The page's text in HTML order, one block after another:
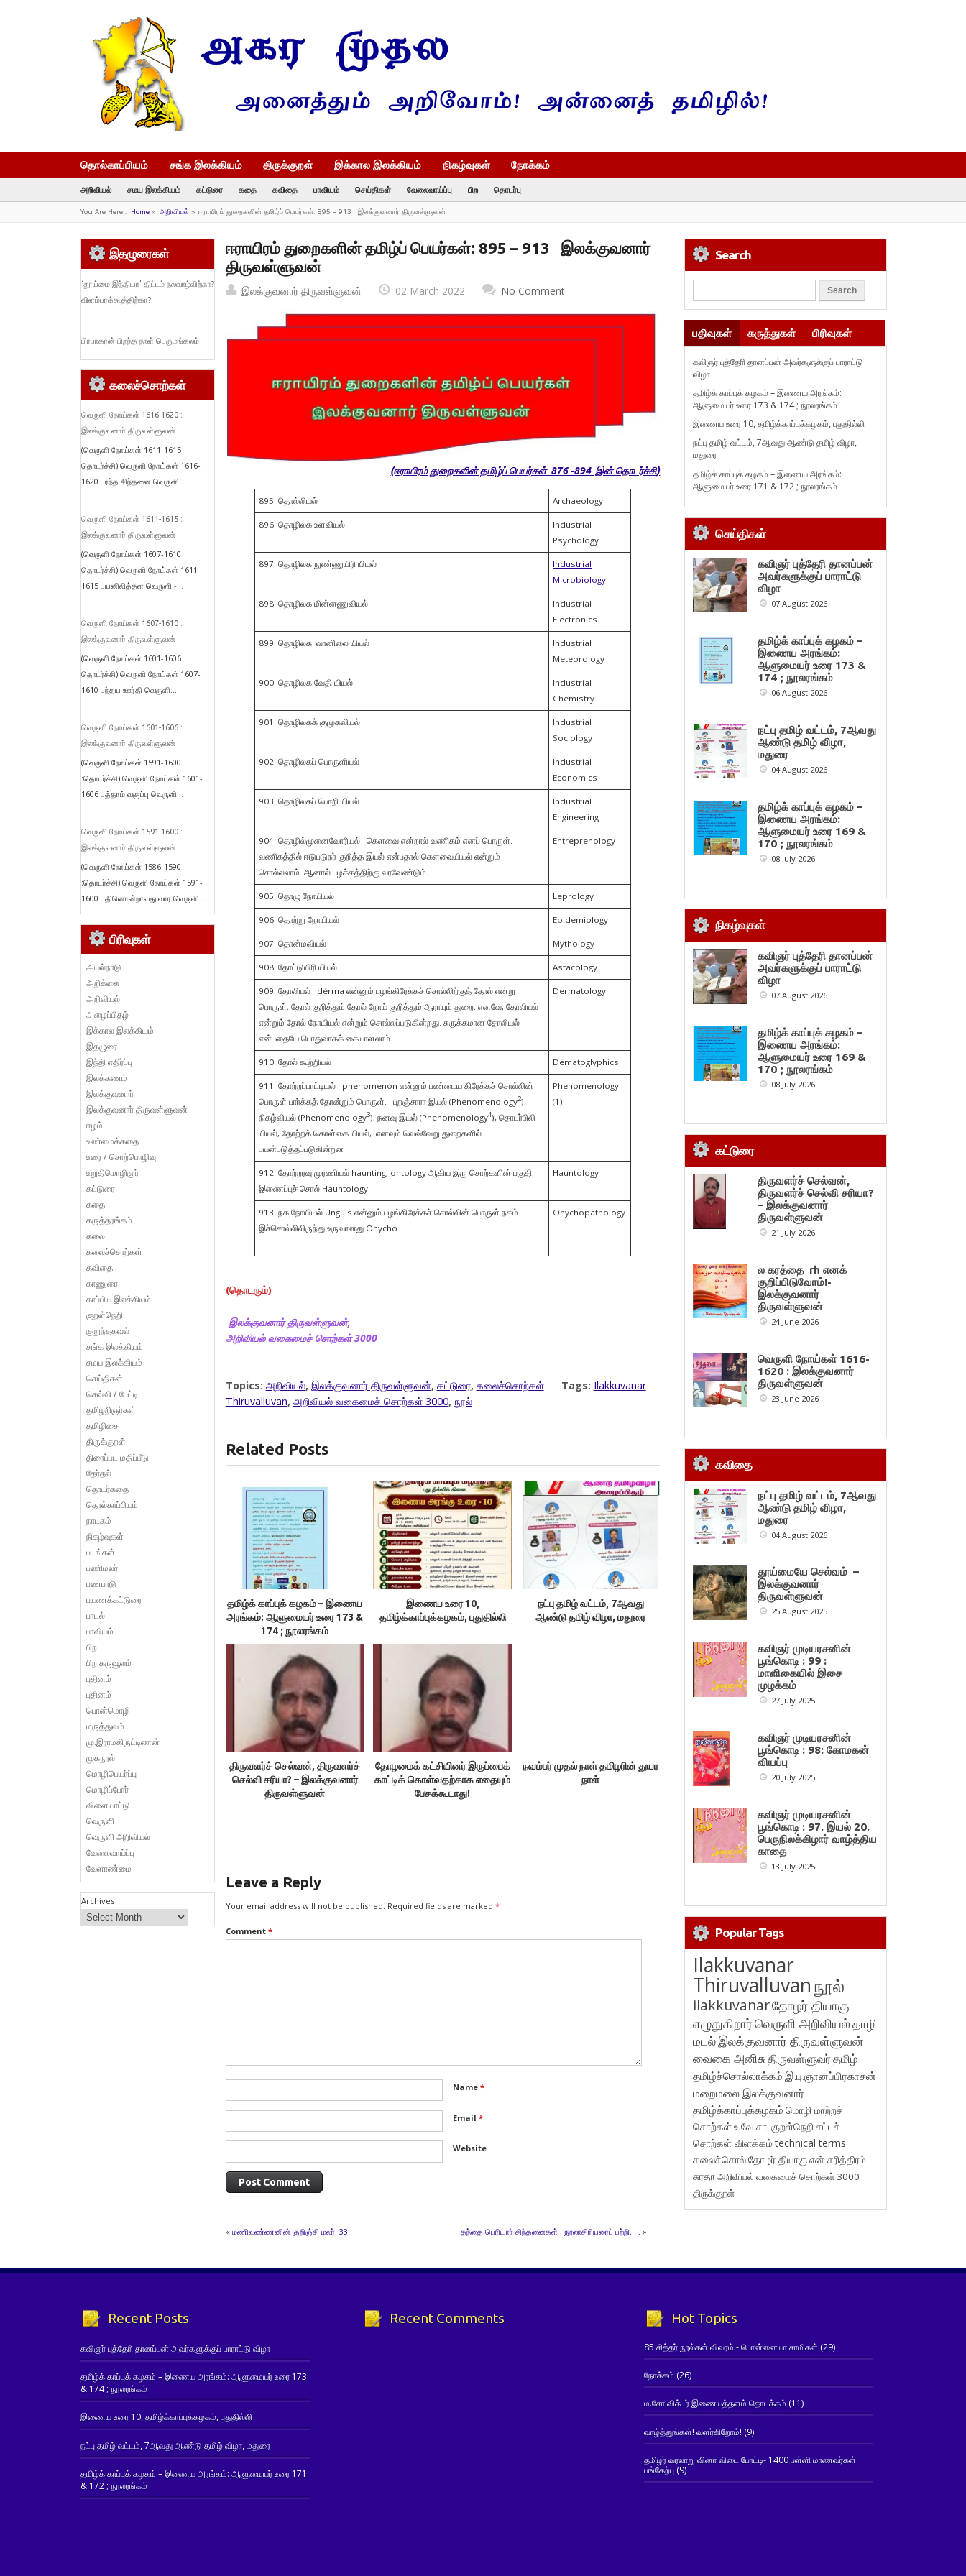
தொல்காப்பியம் சங்க இலக்கியம் திருக்குறள் இக்கால இலக்கியம் நிகழ்வுகள் நோக்கம்
அறிவியல் சமய இலக்கியம் கட்டுரை கதை கவிதை பாவியம் செய்திகள் வேலைவாய்ப்பு பிற தொடர்பு
You Are Here : Home» அறிவியல்» ஈராயிரம் துறைகளின் தமிழ்ப் பெயர்கள்: 895 – 913 இலக்குவனார் திருவள்ளுவன்
ஈராயிரம் துறைகளின் தமிழ்ப் பெயர்கள்: 895 – 913 இலக்குவனார்
திருவள்ளுவன்
இலக்குவனார் திருவள்ளுவன் 02 March 2022 No Comment
(ஈராயிரம் துறைகளின் தமிழ்ப் பெயர்கள் 876 -894 இன் தொடர்ச்சி)
895. தொல்லியல் Archaeology
896. தொழிலக உளவியல்
Industrial
Psychology
897. தொழிலக நுண்ணுயிரி யியல்
Industrial
Microbiology
898. தொழிலக மின்னணுவியல்
Industrial
Electronics
899. தொழிலக வானிலை யியல்
Industrial
Meteorology
900. தொழிலக வேதி யியல்
Industrial
Chemistry
901. தொழிலகக் குமுகவியல்
Industrial
Sociology
902. தொழிலகப் பொருளியல்
Industrial
Economics
903. தொழிலகப் பொறி யியல்
Industrial
Engineering
904. தொழில்முனைவோரியல் கெளவை என்றால் வணிகம் எனப் பொருள்.
வணிகத்தில் ஈடுபடுநர் குறித்த இயல் என்பதால் கெளவையியல் என்றும்
சொல்லலாம். ஆனால் பழக்கத்திற்கு வரவேண்டும்.
Entreprenology
905. தொழு நோயியல் Leprology
906. தொற்று நோயியல் Epidemiology
907. தொன்மவியல் Mythology
908. தோட்டுயிரி யியல் Astacology
909. தோலியல் dérma என்னும் பழங்கிரேக்கச் சொல்லிற்குத் தோல் என்று
பொருள். தோல் குறித்தும் தோல் நோய் குறித்தும் ஆராயும் துறை. எனவே, தோலியல்
என்றும் தோல் நோயியல் என்றும் சொல்லப்படுகின்றது. சுருக்கமான தோலியல்
என்பதையே பொதுவாகக் கையாளலாம்.
Dermatology
910. தோல் கூற்றியல் Dematoglyphics
911. தோற்றப்பாட்டியல் phenomenon என்னும் பண்டைய கிரேக்கச் சொல்லின்
பொருள் பார்க்கத் தோன்றும் பொருள். புறஞ்சாரா இயல் (Phenomenology2),
நிகழ்வியல் (Phenomenology3), நனவு இயல் (Phenomenology4), தொடர்பிலி
யியல், தோற்றக் கொள்கை யியல், எனவும் வெவ்வேறு துறைகளில்
பயன்படுத்தப்படுகின்றன
Phenomenology
(1)
912. தோற்றரவு முரணியல் haunting, ontology ஆகிய இரு சொற்களின் பகுதி
இணைப்புச் சொல் Hauntology.
Hauntology
913. நக நோயியல் Unguis என்னும் பழங்கிரேக்கச் சொல்லின் பொருள் நகம்.
இச்சொல்லிலிருந்து உருவானது Onycho.
Onychopathology
(தொடரும்)
இலக்குவனார் திருவள்ளுவன்,
அறிவியல் வகைமைச் சொற்கள் 3000
Topics: அறிவியல், இலக்குவனார் திருவள்ளுவன், கட்டுரை, கலைச்சொற்கள் Tags: Ilakkuvanar
Thiruvalluvan, அறிவியல் வகைமைச் சொற்கள் 3000, நூல்
Related Posts
தமிழ்க் காப்புக் கழகம் – இணைய
அரங்கம்: ஆளுமையர் உரை 173 &
174 ; நூலரங்கம்
இணைய உரை 10,
தமிழ்க்காப்புக்கழகம், புதுதில்லி
நட்பு தமிழ் வட்டம், 7ஆவது
ஆண்டு தமிழ் விழா, மதுரை
திருவளர்ச் செல்வன், திருவளர்ச்
செல்வி சரியா? – இலக்குவனார்
திருவள்ளுவன்
தோழமைக் கட்சியினர் இருப்பைக்
காட்டிக் கொள்வதற்காக எதையும்
பேசக்கூடாது!
நவம்பர் முதல் நாள் தமிழரின் துயர
நாள்
Leave a Reply
Your email address will not be published. Required fields are marked *
Comment *
Name *
Email *
Website
« மணிவண்ணனின் குறிஞ்சி மலர் 33 தந்தை பெரியார் சிந்தனைகள் : நூலாசிரியரைப் பற்றி. . . »
இதழுரைகள்
‘தூய்மை இந்தியா’ திட்டம் நலவாழ்விற்கா?
விளம்பரக்கூத்திற்கா?
பிரபாகரன் பிறந்த நாள் பெருமங்கலம்
கலைச்சொற்கள்
வெருளி நோய்கள் 1616-1620 :
இலக்குவனார் திருவள்ளுவன்
(வெருளி நோய்கள் 1611-1615
தொடர்ச்சி) வெருளி நோய்கள் 1616-
1620 பரந்த சிந்தனை வெருளி...
வெருளி நோய்கள் 1611-1615 :
இலக்குவனார் திருவள்ளுவன்
(வெருளி நோய்கள் 1607-1610
தொடர்ச்சி) வெருளி நோய்கள் 1611-
1615 பயனிலித்தள வெருளி -...
வெருளி நோய்கள் 1607-1610 :
இலக்குவனார் திருவள்ளுவன்
(வெருளி நோய்கள் 1601-1606
தொடர்ச்சி) வெருளி நோய்கள் 1607-
1610 பந்தய ஊர்தி வெருளி...
வெருளி நோய்கள் 1601-1606 :
இலக்குவனார் திருவள்ளுவன்
(வெருளி நோய்கள் 1591-1600
:தொடர்ச்சி) வெருளி நோய்கள் 1601-
1606 பத்தாம் வகுப்பு வெருளி...
வெருளி நோய்கள் 1591-1600 :
இலக்குவனார் திருவள்ளுவன்
(வெருளி நோய்கள் 1586-1590
:தொடர்ச்சி) வெருளி நோய்கள் 1591-
1600 பதினொன்றாவது வார வெருளி...
பிரிவுகள்
அயல்நாடு
அறிக்கை
அறிவியல்
அழைப்பிதழ்
இக்கால இலக்கியம்
இதழுரை
இந்தி எதிர்ப்பு
இலக்கணம்
இலக்குவனார்
இலக்குவனார் திருவள்ளுவன்
ஈழம்
உண்மைக்கதை
உரை / சொற்பொழிவு
உறுதிமொழிஞர்
கட்டுரை
கதை
கருத்தரங்கம்
கலை
கலைச்சொற்கள்
கவிதை
காணுரை
காப்பிய இலக்கியம்
குறள்நெறி
குறுந்தகவல்
சங்க இலக்கியம்
சமய இலக்கியம்
செய்திகள்
செவ்வி / பேட்டி
தமிழறிஞர்கள்
தமிழிசை
திருக்குறள்
திரைப்பட மதிப்பீடு
தேர்தல்
தொடர்கதை
தொல்காப்பியம்
நாடகம்
நிகழ்வுகள்
படங்கள்
பணிமலர்
பண்பாடு
பயணக்கட்டுரை
பாடல்
பாவியம்
பிற
பிற கருவூலம்
புதினம்
புதினம்
பொன்மொழி
மருத்துவம்
மு.இராமகிருட்டிணன்
முகநூல்
மொழிபெயர்ப்பு
மொழிப்போர்
விளையாட்டு
வெருளி
வெருளி அறிவியல்
வேலைவாய்ப்பு
வேளாண்மை
Archives
Search
பதிவுகள் கருத்துகள் பிரிவுகள்
கவிஞர் புத்தேரி தானப்பன் அவர்களுக்குப் பாராட்டு
விழா
தமிழ்க் காப்புக் கழகம் – இணைய அரங்கம்:
ஆளுமையர் உரை 173 & 174 ; நூலரங்கம்
இணைய உரை 10, தமிழ்க்காப்புக்கழகம், புதுதில்லி
நட்பு தமிழ் வட்டம், 7ஆவது ஆண்டு தமிழ் விழா,
மதுரை
தமிழ்க் காப்புக் கழகம் – இணைய அரங்கம்:
ஆளுமையர் உரை 171 & 172 ; நூலரங்கம்
செய்திகள்
கவிஞர் புத்தேரி தானப்பன்
அவர்களுக்குப் பாராட்டு
விழா
07 August 2026
தமிழ்க் காப்புக் கழகம் –
இணைய அரங்கம்:
ஆளுமையர் உரை 173 &
174 ; நூலரங்கம்
06 August 2026
நட்பு தமிழ் வட்டம், 7ஆவது
ஆண்டு தமிழ் விழா,
மதுரை
04 August 2026
தமிழ்க் காப்புக் கழகம் –
இணைய அரங்கம்:
ஆளுமையர் உரை 169 &
170 ; நூலரங்கம்
08 July 2026
நிகழ்வுகள்
கவிஞர் புத்தேரி தானப்பன்
அவர்களுக்குப் பாராட்டு
விழா
07 August 2026
தமிழ்க் காப்புக் கழகம் –
இணைய அரங்கம்:
ஆளுமையர் உரை 169 &
170 ; நூலரங்கம்
08 July 2026
கட்டுரை
திருவளர்ச் செல்வன்,
திருவளர்ச் செல்வி சரியா?
– இலக்குவனார்
திருவள்ளுவன்
21 July 2026
ல கரத்தை rh எனக்
குறிப்பிடுவோம்!-
இலக்குவனார்
திருவள்ளுவன்
24 June 2026
வெருளி நோய்கள் 1616-
1620 : இலக்குவனார்
திருவள்ளுவன்
23 June 2026
கவிதை
நட்பு தமிழ் வட்டம், 7ஆவது
ஆண்டு தமிழ் விழா,
மதுரை
04 August 2026
தூய்மையே செல்வம் –
இலக்குவனார்
திருவள்ளுவன்
25 August 2025
கவிஞர் முடியரசனின்
பூங்கொடி : 99 :
மாளிகையில் இசை
முழக்கம்
27 July 2025
கவிஞர் முடியரசனின்
பூங்கொடி : 98: கோமகன்
வியப்பு
20 July 2025
கவிஞர் முடியரசனின்
பூங்கொடி : 97. இயல் 20.
பெருநிலக்கிழார் வாழ்த்திய
காதை
13 July 2025
Popular Tags
Ilakkuvanar
Thiruvalluvanநூல்
ilakkuvanarதோழர் தியாகு
எழுதுகிறார்வெருளி அறிவியல்தாழி
மடல்இலக்குவனார் திருவள்ளுவன்
வைகை அனிசுதிருவள்ளுவர்தமிழ்
தமிழ்ச்சொல்லாக்கம் இ.பு.ஞானப்பிரகாசன்
மறைமலை இலக்குவனார்
தமிழ்க்காப்புக்கழகம் மொழி மாற்றச்
சொற்கள்உ.வே.சா. குறள்நெறி சட்டச்
சொற்கள் விளக்கம்technical terms
கலைச்சொல்தோழர் தியாகுஎன் சரித்திரம்
சுரதாஅறிவியல் வகைமைச் சொற்கள் 3000
திருக்குறள்
Recent Posts
கவிஞர் புத்தேரி தானப்பன் அவர்களுக்குப் பாராட்டு விழா
தமிழ்க் காப்புக் கழகம் – இணைய அரங்கம்: ஆளுமையர் உரை 173
& 174 ; நூலரங்கம்
இணைய உரை 10, தமிழ்க்காப்புக்கழகம், புதுதில்லி
நட்பு தமிழ் வட்டம், 7ஆவது ஆண்டு தமிழ் விழா, மதுரை
தமிழ்க் காப்புக் கழகம் – இணைய அரங்கம்: ஆளுமையர் உரை 171
& 172 ; நூலரங்கம்
Recent Comments Hot Topics
85 சித்தர் நூல்கள் விவரம் - பொன்னையா சாமிகள் (29)
நோக்கம் (26)
ம.சோ.விக்டர் இணையத்தளம் தொடக்கம் (11)
வாழ்த்துங்கள்! வளர்கிறோம்! (9)
தமிழர் வரலாறு வினா விடை போட்டி- 1400 பள்ளி மாணவர்கள்
பங்கேற்பு(9)